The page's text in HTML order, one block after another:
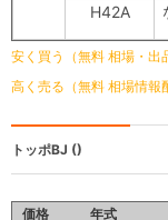
H42A
安く買う（無料 相場・出
高く売る（無料 相場情報
トッポBJ ()
価格 年式